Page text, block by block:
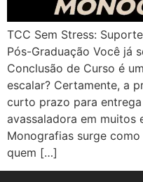
TCC Sem Stress:
Pós-Graduação Você já
Conclusão de Curso é
escalar? Certamente, a
curto prazo para
avassaladora em muitos
Monografias surge
quem […]